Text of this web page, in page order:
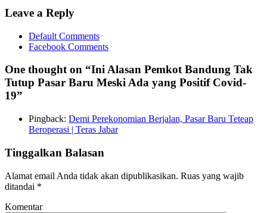
Leave a Reply
Default Comments
Facebook Comments
One thought on “Ini Alasan Pemkot Bandung Tak
Tutup Pasar Baru Meski Ada yang Positif Covid-
19”
Pingback: Demi Perekonomian Berjalan, Pasar Baru Teteap
Beroperasi | Teras Jabar
Tinggalkan Balasan
Alamat email Anda tidak akan dipublikasikan. Ruas yang wajib
ditandai *
Komentar